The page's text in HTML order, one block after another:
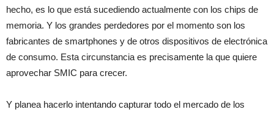
hecho, es lo que está sucediendo actualmente con los chips de
memoria. Y los grandes perdedores por el momento son los
fabricantes de smartphones y de otros dispositivos de electrónica
de consumo. Esta circunstancia es precisamente la que quiere
aprovechar SMIC para crecer.
Y planea hacerlo intentando capturar todo el mercado de los